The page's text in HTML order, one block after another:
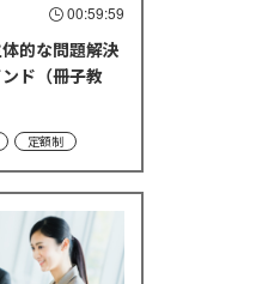
00:59:59
的な問題解決
ド（冊子教
定額制